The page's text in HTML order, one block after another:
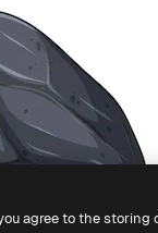
Op zoek
agree to the